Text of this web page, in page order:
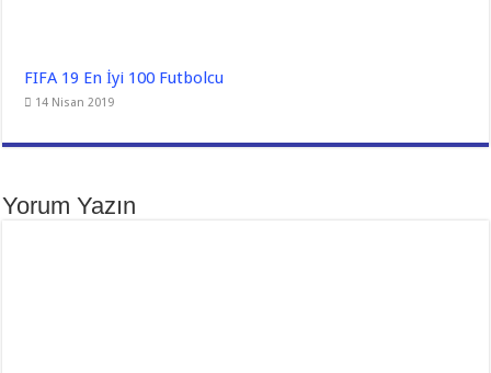
FIFA 19 En İyi 100 Futbolcu
14 Nisan 2019
Yorum Yazın